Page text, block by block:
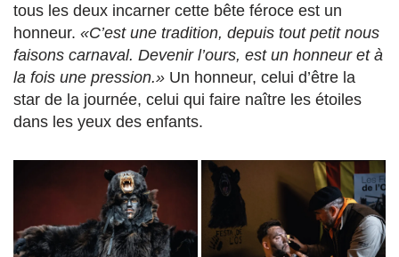
tous les deux incarner cette bête féroce est un
honneur. «C’est une tradition, depuis tout petit nous
faisons carnaval. Devenir l’ours, est un honneur et à
la fois une pression.» Un honneur, celui d’être la
star de la journée, celui qui faire naître les étoiles
dans les yeux des enfants.